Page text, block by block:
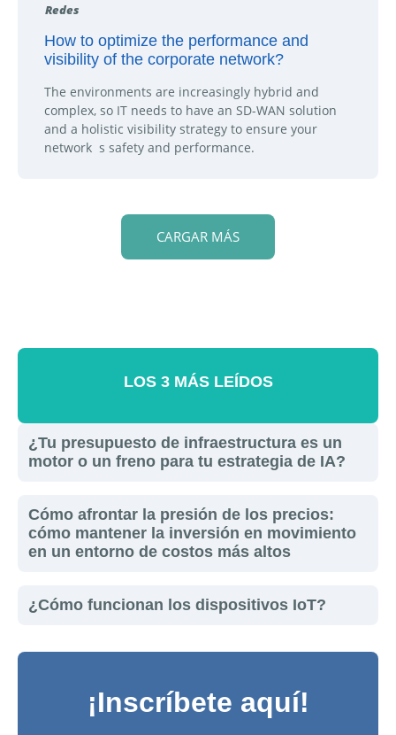
Redes
How to optimize the performance and
visibility of the corporate network?
The environments are increasingly hybrid and
complex, so IT needs to have an SD-WAN solution
and a holistic visibility strategy to ensure your
network  s safety and performance.
CARGAR MÁS
LOS 3 MÁS LEÍDOS
¿Tu presupuesto de infraestructura es un
motor o un freno para tu estrategia de IA?
Cómo afrontar la presión de los precios:
cómo mantener la inversión en movimiento
en un entorno de costos más altos
¿Cómo funcionan los dispositivos IoT?
¡Inscríbete aquí!